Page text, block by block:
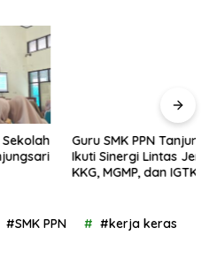
Guru SMK PPN Tanjungsari
Ikuti Sinergi Lintas Jenjang
KKG, MGMP, dan IGTKI untuk
#SMK PPN #kerja keras